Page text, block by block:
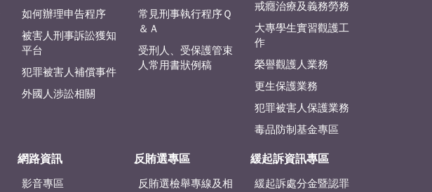
如何辦理申告程序
被害人刑事訴訟獲知
平台
犯罪被害人補償事件
外國人涉訟相關
常見刑事執行程序Ｑ
＆Ａ
受刑人、受保護管束
人常用書狀例稿
戒癮治療及義務勞務
大專學生實習觀護工
作
榮譽觀護人業務
更生保護業務
犯罪被害人保護業務
毒品防制基金專區
網路資訊
影音專區
反賄選專區
反賄選檢舉專線及相
緩起訴資訊專區
緩起訴處分金暨認罪